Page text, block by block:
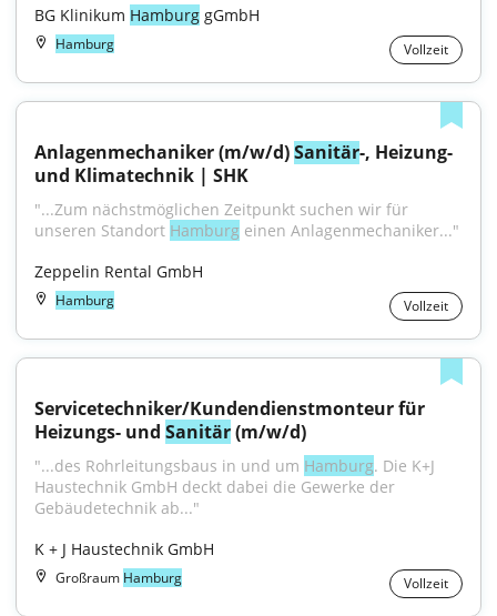
BG Klinikum Hamburg gGmbH
Hamburg Vollzeit
Anlagenmechaniker (m/w/d) Sanitär-, Heizung-
und Klimatechnik | SHK
"...Zum nächstmöglichen Zeitpunkt suchen wir für
unseren Standort Hamburg einen Anlagenmechaniker..."
Zeppelin Rental GmbH
Hamburg Vollzeit
Servicetechniker/Kundendienstmonteur für
Heizungs- und Sanitär (m/w/d)
"...des Rohrleitungsbaus in und um Hamburg. Die K+J
Haustechnik GmbH deckt dabei die Gewerke der
Gebäudetechnik ab..."
K + J Haustechnik GmbH
Großraum Hamburg Vollzeit